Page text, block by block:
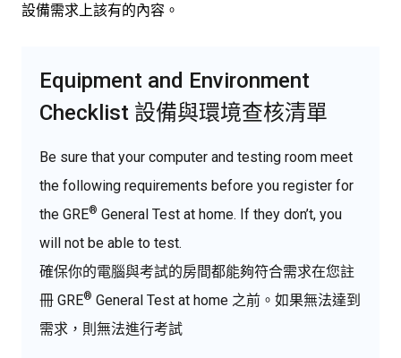
設備需求上該有的內容。
Equipment and Environment
Checklist 設備與環境查核清單
Be sure that your computer and testing room meet
the following requirements before you register for
the GRE® General Test at home. If they don’t, you
will not be able to test.
確保你的電腦與考試的房間都能夠符合需求在您註
冊 GRE® General Test at home 之前。如果無法達到
需求，則無法進行考試